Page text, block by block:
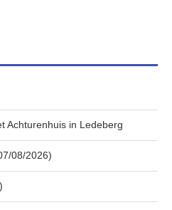
Achturenhuis in Ledeberg
08/2026)